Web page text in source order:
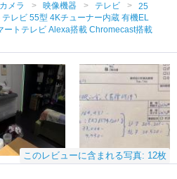
メラ 映像機器 テレビ
25
テレビ 55型 4Kチューナー内蔵 有機EL
ートテレビ Alexa搭載 Chromecast搭載
このレビューに含まれる写真: 12枚